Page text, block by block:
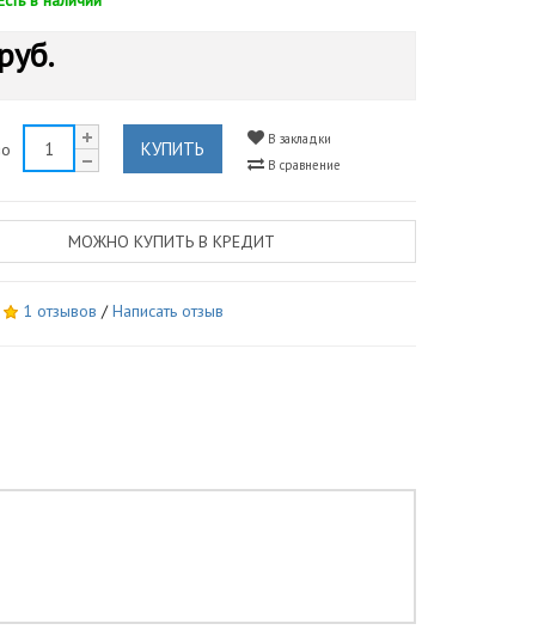
КУПИТЬ
В закладки
В сравнение
МОЖНО КУПИТЬ В КРЕДИТ
1 отзывов /Написать отзыв